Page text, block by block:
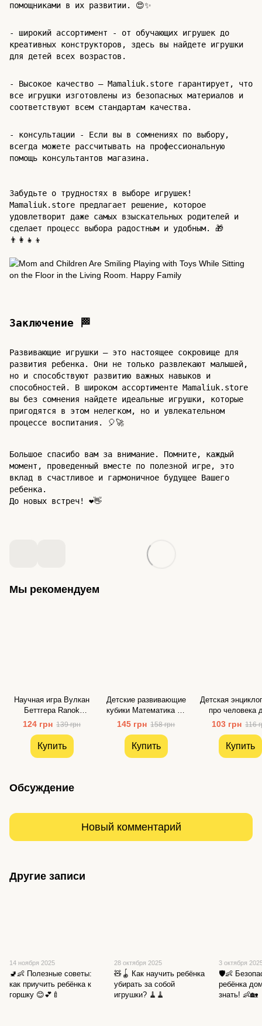
помощниками в их развитии. 😍✨
- широкий ассортимент - от обучающих игрушек до
креативных конструкторов, здесь вы найдете игрушки
для детей всех возрастов.
- Высокое качество – Mamaliuk.store гарантирует, что
все игрушки изготовлены из безопасных материалов и
соответствуют всем стандартам качества.
- консультации - Если вы в сомнениях по выбору,
всегда можете рассчитывать на профессиональную
помощь консультантов магазина.
Забудьте о трудностях в выборе игрушек!
Mamaliuk.store предлагает решение, которое
удовлетворит даже самых взыскательных родителей и
сделает процесс выбора радостным и удобным. 🎁
👨‍👩‍👧‍👦
Заключение 🏁
Развивающие игрушки – это настоящее сокровище для
развития ребенка. Они не только развлекают малышей,
но и способствуют развитию важных навыков и
способностей. В широком ассортименте Mamaliuk.store
вы без сомнения найдете идеальные игрушки, которые
пригодятся в этом нелегком, но и увлекательном
процессе воспитания. 🎈🚀
Большое спасибо вам за внимание. Помните, каждый
момент, проведенный вместе по полезной игре, это
вклад в счастливое и гармоничное будущее Вашего
ребенка.
До новых встреч! ❤️👋
Мы рекомендуем
Научная игра Вулкан
Беттгера Ranok
Creative
124 грн 139 грн
Купить
Детские развивающие
кубики Математика 12
шт в наборе MToys
145 грн 158 грн
Купить
Детская
про человека
дошкольников
Creative
103 грн 116
Купить
Обсуждение
Новый комментарий
Другие записи
14 ноября 2025
🚽👶 Полезные советы:
как приучить ребёнка к
горшку 😊💕🍼
28 октября 2025
🧸🪀 Как научить ребёнка
убирать за собой
игрушки? 🧹🧹
3 октября
🛡️👶
ребёнка
знать! 👶🏡